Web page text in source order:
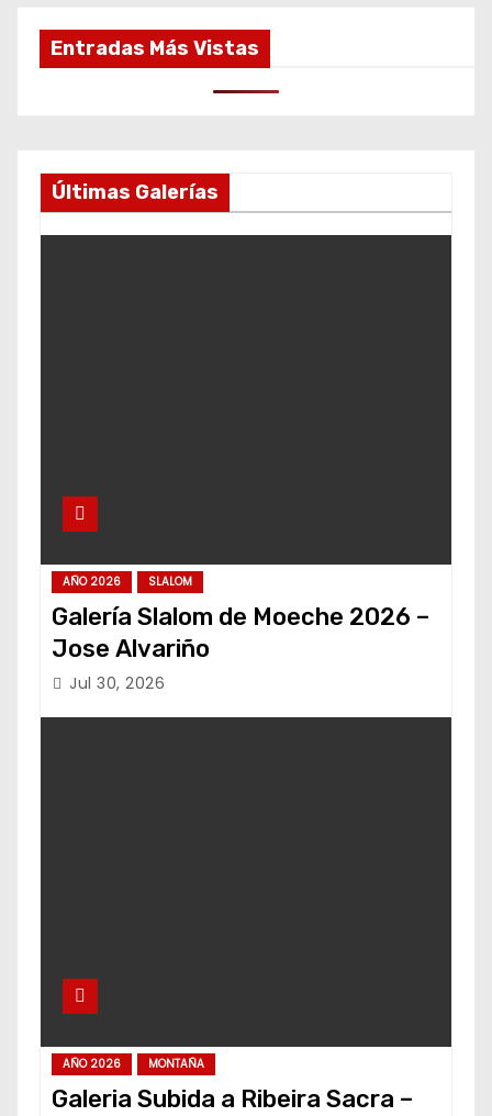
Entradas Más Vistas
Últimas Galerías
AÑO 2026 SLALOM
Galería Slalom de Moeche 2026 –
Jose Alvariño
Jul 30, 2026
AÑO 2026 MONTAÑA
Galeria Subida a Ribeira Sacra –